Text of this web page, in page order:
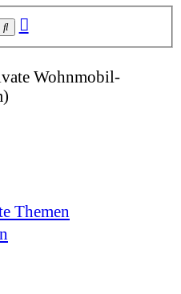
SucheErweiterte
Wohnmobil-
Themen